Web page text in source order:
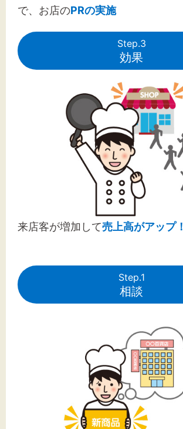
で、お店のPRの実施
Step.3
効果
来店客が増加して売上高がアップ！
Step.1
相談